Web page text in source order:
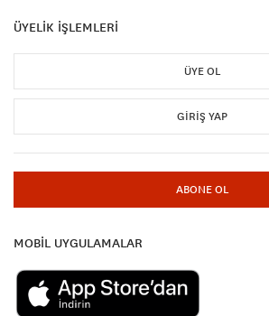
ÜYELİK İŞLEMLERİ
ÜYE OL
GIRIŞ YAP
ABONE OL
MOBİL UYGULAMALAR